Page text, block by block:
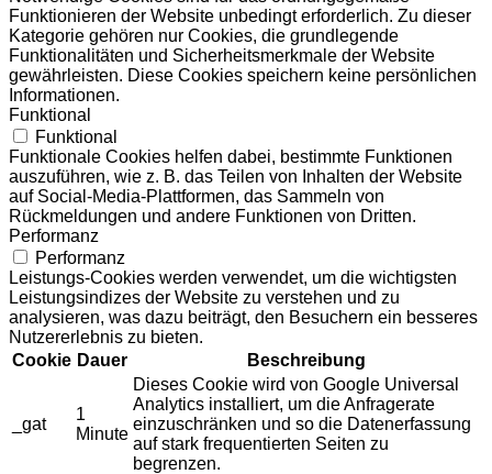
Funktionieren der Website unbedingt erforderlich. Zu dieser
Kategorie gehören nur Cookies, die grundlegende
Funktionalitäten und Sicherheitsmerkmale der Website
gewährleisten. Diese Cookies speichern keine persönlichen
Informationen.
Funktional
Funktional
Funktionale Cookies helfen dabei, bestimmte Funktionen
auszuführen, wie z. B. das Teilen von Inhalten der Website
auf Social-Media-Plattformen, das Sammeln von
Rückmeldungen und andere Funktionen von Dritten.
Performanz
Performanz
Leistungs-Cookies werden verwendet, um die wichtigsten
Leistungsindizes der Website zu verstehen und zu
analysieren, was dazu beiträgt, den Besuchern ein besseres
Nutzererlebnis zu bieten.
Cookie Dauer Beschreibung
_gat
1
Minute
Dieses Cookie wird von Google Universal
Analytics installiert, um die Anfragerate
einzuschränken und so die Datenerfassung
auf stark frequentierten Seiten zu
begrenzen.